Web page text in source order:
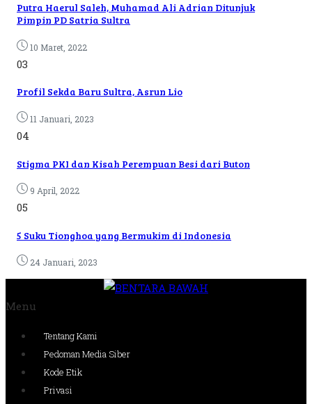
Putra Haerul Saleh, Muhamad Ali Adrian Ditunjuk
Pimpin PD Satria Sultra
10 Maret, 2022
03
Profil Sekda Baru Sultra, Asrun Lio
11 Januari, 2023
04
Stigma PKI dan Kisah Perempuan Besi dari Buton
9 April, 2022
05
5 Suku Tionghoa yang Bermukim di Indonesia
24 Januari, 2023
Menu
Tentang Kami
Pedoman Media Siber
Kode Etik
Privasi